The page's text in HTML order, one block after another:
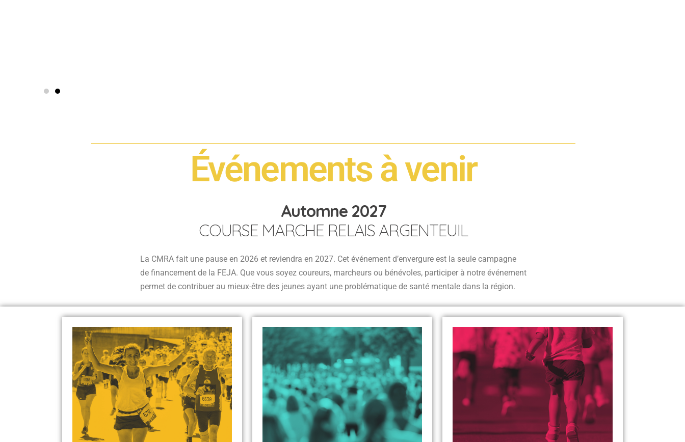
Événements à venir
Automne 2027
COURSE MARCHE RELAIS ARGENTEUIL
La CMRA fait une pause en 2026 et reviendra en 2027. Cet événement d’envergure est la seule campagne
de financement de la FEJA. Que vous soyez coureurs, marcheurs ou bénévoles, participer à notre événement
permet de contribuer au mieux-être des jeunes ayant une problématique de santé mentale dans la région.